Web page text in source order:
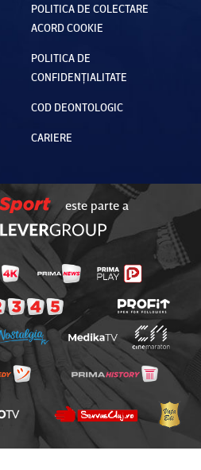
POLITICA DE COLECTARE
ACORD COOKIE
POLITICA DE
CONFIDENȚIALITATE
COD DEONTOLOGIC
CARIERE
este parte a